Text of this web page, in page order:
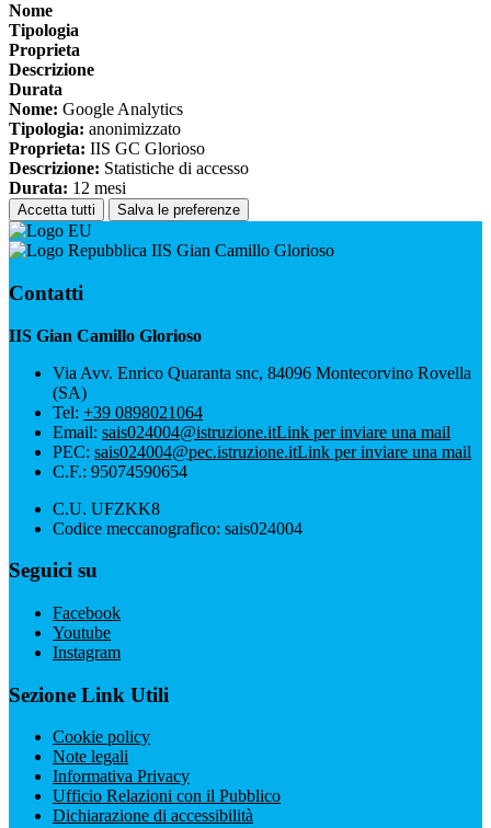
Nome
Tipologia
Proprieta
Descrizione
Durata
Nome: Google Analytics
Tipologia: anonimizzato
Proprieta: IIS GC Glorioso
Descrizione: Statistiche di accesso
Durata: 12 mesi
Accetta tutti Salva le preferenze
IIS Gian Camillo Glorioso
Contatti
IIS Gian Camillo Glorioso
Via Avv. Enrico Quaranta snc, 84096 Montecorvino Rovella
(SA)
Tel: +39 0898021064
Email: sais024004@istruzione.itLink per inviare una mail
PEC: sais024004@pec.istruzione.itLink per inviare una mail
C.F.: 95074590654
C.U. UFZKK8
Codice meccanografico: sais024004
Seguici su
Facebook
Youtube
Instagram
Sezione Link Utili
Cookie policy
Note legali
Informativa Privacy
Ufficio Relazioni con il Pubblico
Dichiarazione di accessibilità